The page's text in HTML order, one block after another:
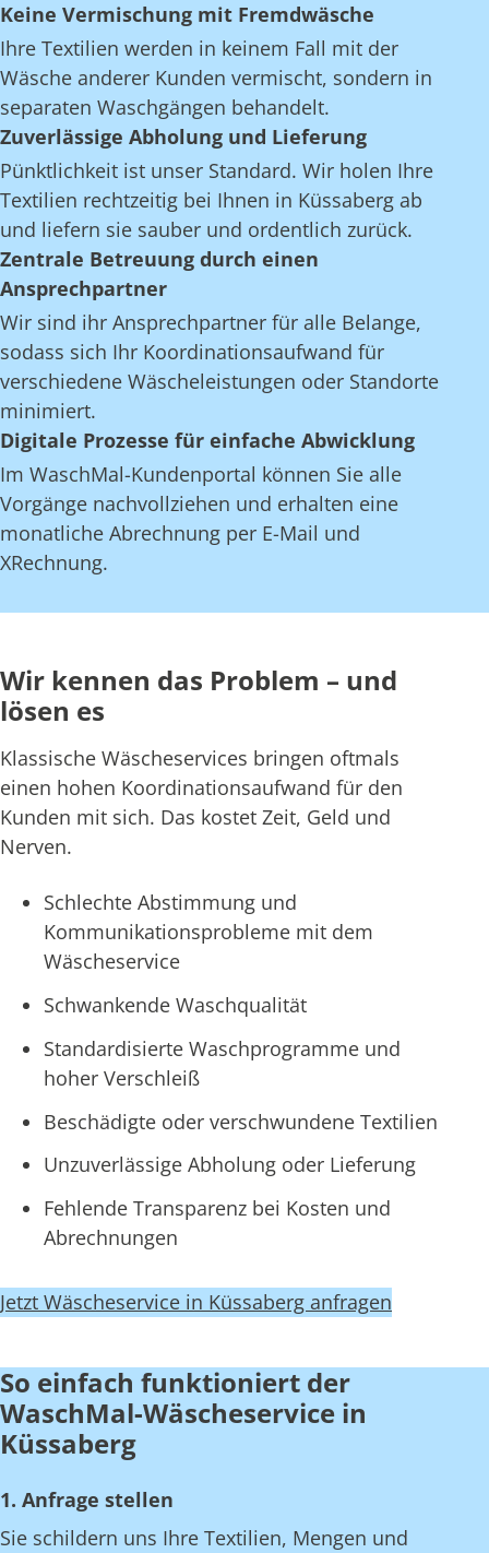
Keine Vermischung mit Fremdwäsche
Ihre Textilien werden in keinem Fall mit der
Wäsche anderer Kunden vermischt, sondern in
separaten Waschgängen behandelt.
Zuverlässige Abholung und Lieferung
Pünktlichkeit ist unser Standard. Wir holen Ihre
Textilien rechtzeitig bei Ihnen in Küssaberg ab
und liefern sie sauber und ordentlich zurück.
Zentrale Betreuung durch einen
Ansprechpartner
Wir sind ihr Ansprechpartner für alle Belange,
sodass sich Ihr Koordinationsaufwand für
verschiedene Wäscheleistungen oder Standorte
minimiert.
Digitale Prozesse für einfache Abwicklung
Im WaschMal-Kundenportal können Sie alle
Vorgänge nachvollziehen und erhalten eine
monatliche Abrechnung per E-Mail und
XRechnung.
Wir kennen das Problem – und
lösen es
Klassische Wäscheservices bringen oftmals
einen hohen Koordinationsaufwand für den
Kunden mit sich. Das kostet Zeit, Geld und
Nerven.
Schlechte Abstimmung und
Kommunikationsprobleme mit dem
Wäscheservice
Schwankende Waschqualität
Standardisierte Waschprogramme und
hoher Verschleiß
Beschädigte oder verschwundene Textilien
Unzuverlässige Abholung oder Lieferung
Fehlende Transparenz bei Kosten und
Abrechnungen
Jetzt Wäscheservice in Küssaberg anfragen
So einfach funktioniert der
WaschMal-Wäscheservice in
Küssaberg
1. Anfrage stellen
Sie schildern uns Ihre Textilien, Mengen und